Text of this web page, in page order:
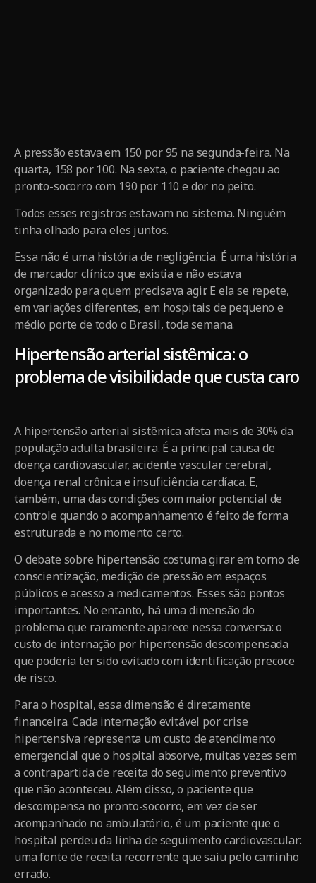
A pressão estava em 150 por 95 na segunda-feira. Na
quarta, 158 por 100. Na sexta, o paciente chegou ao
pronto-socorro com 190 por 110 e dor no peito.
Todos esses registros estavam no sistema. Ninguém
tinha olhado para eles juntos.
Essa não é uma história de negligência. É uma história
de marcador clínico que existia e não estava
organizado para quem precisava agir. E ela se repete,
em variações diferentes, em hospitais de pequeno e
médio porte de todo o Brasil, toda semana.
Hipertensão arterial sistêmica: o
problema de visibilidade que custa caro
A hipertensão arterial sistêmica afeta mais de 30% da
população adulta brasileira. É a principal causa de
doença cardiovascular, acidente vascular cerebral,
doença renal crônica e insuficiência cardíaca. E,
também, uma das condições com maior potencial de
controle quando o acompanhamento é feito de forma
estruturada e no momento certo.
O debate sobre hipertensão costuma girar em torno de
conscientização, medição de pressão em espaços
públicos e acesso a medicamentos. Esses são pontos
importantes. No entanto, há uma dimensão do
problema que raramente aparece nessa conversa: o
custo de internação por hipertensão descompensada
que poderia ter sido evitado com identificação precoce
de risco.
Para o hospital, essa dimensão é diretamente
financeira. Cada internação evitável por crise
hipertensiva representa um custo de atendimento
emergencial que o hospital absorve, muitas vezes sem
a contrapartida de receita do seguimento preventivo
que não aconteceu. Além disso, o paciente que
descompensa no pronto-socorro, em vez de ser
acompanhado no ambulatório, é um paciente que o
hospital perdeu da linha de seguimento cardiovascular:
uma fonte de receita recorrente que saiu pelo caminho
errado.